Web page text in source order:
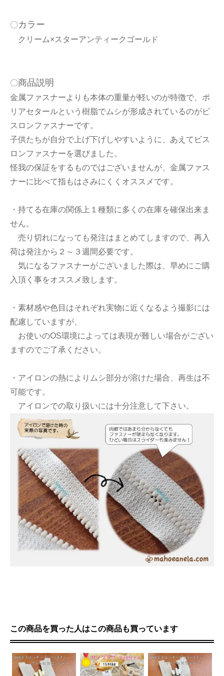
〇カラー
クリーム×スターアンティークゴールド
〇商品説明
金属ファスナーよりも本体の重量が軽いのが特徴で、ポ
リアセタールという樹脂でムシが形成されているのがビ
スロンファスナーです。
子供たちが自分で上げ下げしやすいように、あえてビス
ロンファスナーを選びました。
怪我の保証をするものではございませんが、金属ファス
ナーに比べて指もはさみにくくオススメです。
・持てる在庫の関係上１種類に多くの在庫を確保出来ま
せん。
売り切れになっても発注はまとめてしますので、再入
荷は発注から２～３週間必要です。
気になるファスナーがございました際は、早めにご購
入頂く事をオススメ致します。
・素材感や色目はそれぞれ実物に近くなるよう撮影には
配慮していますが、
お使いのOS環境によっては表現が難しい場合がござい
ますのでご了承ください。
・アイロンの熱によりムシ部分が溶けた場合、再生は不
可能です。
アイロンでの取り扱いには十分注意して下さい。
この商品を買った人はこの商品も買っています